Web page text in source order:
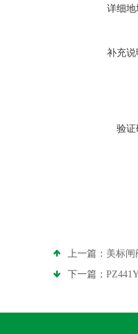
详细地
补充说
验证
上一篇： 美标闸
下一篇：